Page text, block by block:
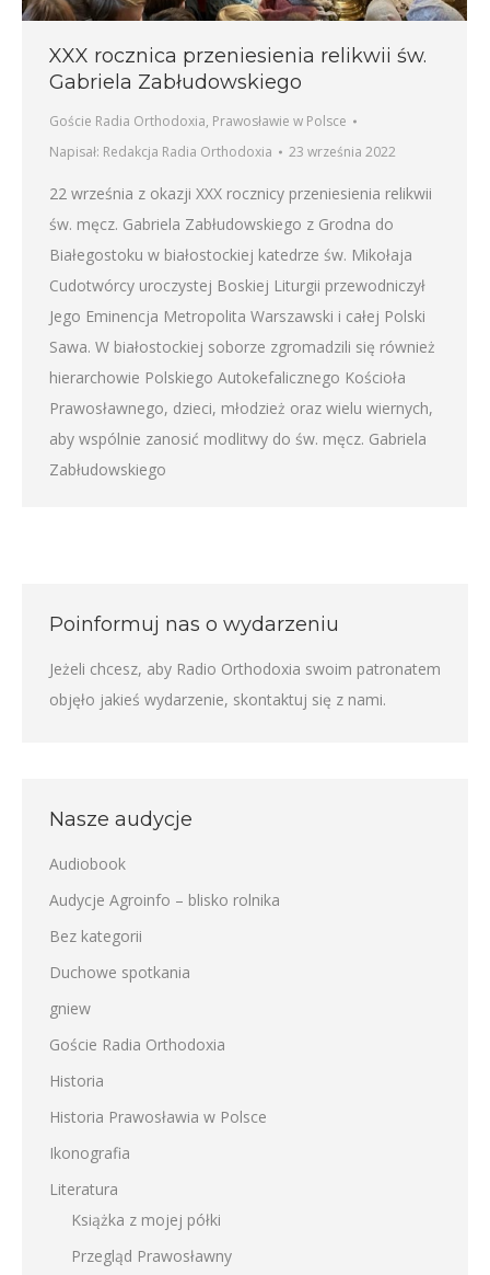
XXX rocznica przeniesienia relikwii św.
Gabriela Zabłudowskiego
Goście Radia Orthodoxia, Prawosławie w Polsce
Napisał: Redakcja Radia Orthodoxia 23 września 2022
22 września z okazji XXX rocznicy przeniesienia relikwii
św. męcz. Gabriela Zabłudowskiego z Grodna do
Białegostoku w białostockiej katedrze św. Mikołaja
Cudotwórcy uroczystej Boskiej Liturgii przewodniczył
Jego Eminencja Metropolita Warszawski i całej Polski
Sawa. W białostockiej soborze zgromadzili się również
hierarchowie Polskiego Autokefalicznego Kościoła
Prawosławnego, dzieci, młodzież oraz wielu wiernych,
aby wspólnie zanosić modlitwy do św. męcz. Gabriela
Zabłudowskiego
Poinformuj nas o wydarzeniu
Jeżeli chcesz, aby Radio Orthodoxia swoim patronatem
objęło jakieś wydarzenie, skontaktuj się z nami.
Nasze audycje
Audiobook
Audycje Agroinfo – blisko rolnika
Bez kategorii
Duchowe spotkania
gniew
Goście Radia Orthodoxia
Historia
Historia Prawosławia w Polsce
Ikonografia
Literatura
Książka z mojej półki
Przegląd Prawosławny